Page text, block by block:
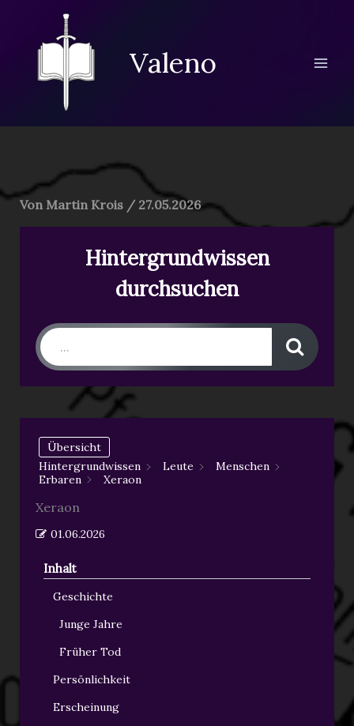
springen
Valeno
Von Martin Krois / 27.05.2026
Hintergrundwissen
durchsuchen
Übersicht
Hintergrundwissen
Leute
Menschen
Erbaren
Xeraon
Xeraon
01.06.2026
Inhalt
Geschichte
Junge Jahre
Früher Tod
Persönlichkeit
Erscheinung